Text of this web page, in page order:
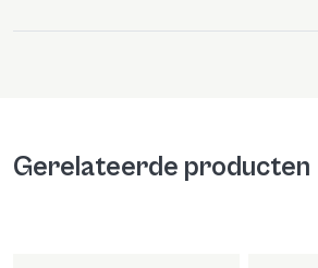
Gerelateerde producten